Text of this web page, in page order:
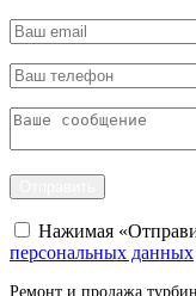
Нажимая
персональных данных
Ремонт и продажа